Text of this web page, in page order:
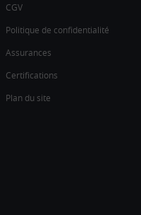
CGV
Politique de confidentialité
Assurances
Certifications
Plan du site